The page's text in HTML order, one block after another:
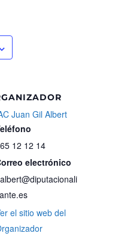
Juan Gil Albert
12 12 14
electrónico
el sitio web del